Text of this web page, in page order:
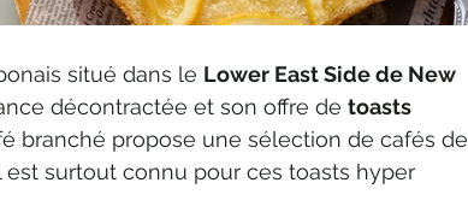
situé dans le Lower East Side de New
décontractée et son offre de toasts
branché propose une sélection de cafés de
surtout connu pour ces toasts hyper